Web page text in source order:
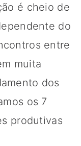
é cheio de
do
entre
muita
dos
os 7
produtivas